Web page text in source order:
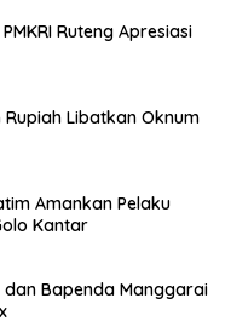
Ruteng Apresiasi
Libatkan Oknum
Amankan Pelaku
Kantar
dan Bapenda Manggarai